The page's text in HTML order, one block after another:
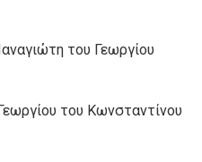
του Γεωργίου
του Κωνσταντίνου